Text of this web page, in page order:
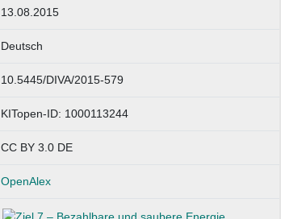
13.08.2015
Deutsch
10.5445/DIVA/2015-579
KITopen-ID: 1000113244
CC BY 3.0 DE
OpenAlex